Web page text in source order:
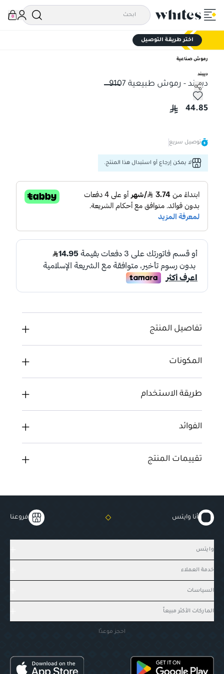
0
اختر طريقة التوصيل
رموش صناعية
ديبند
ديبيند - رموش طبيعية 9107
ديبيند - رموش طبيعية 9107
44.85
توصيل سريع
لا يمكن إرجاع أو استبدال هذا المنتج.
تفاصيل المنتج
المكونات
طريقة الاستخدام
الفوائد
تقييمات المنتج
أنا وايتس فروعنا
وايتس
خدمة العملاء
السياسات
الماركات الأكثر مبيعاً
احجز موعدًا